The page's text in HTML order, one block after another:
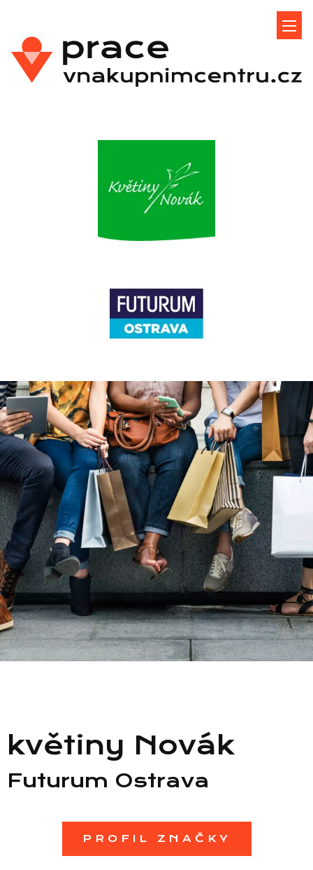
Seznam prodejen
Informace
květiny Novák
Futurum Ostrava
PROFIL ZNAČKY